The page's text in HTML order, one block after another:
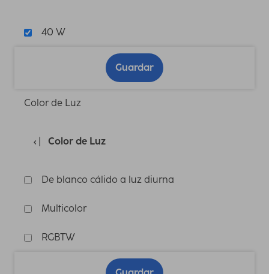
40 W
Guardar
Color de Luz
Color de Luz
De blanco cálido a luz diurna
Multicolor
RGBTW